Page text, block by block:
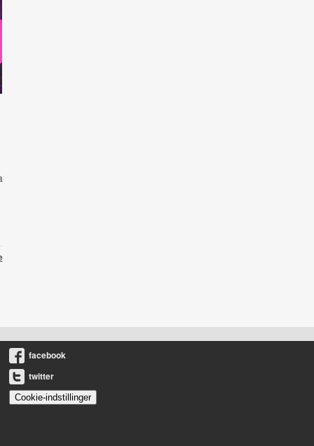
facebook
twitter
Cookie-indstillinger